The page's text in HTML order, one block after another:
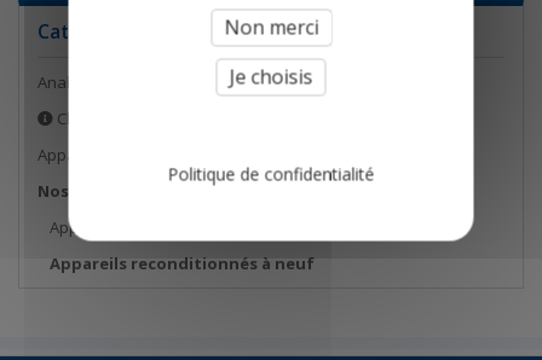
Catégories
Analyseurs de combustion
Choisir votre analyseur de combustion
Appareils de mesure
Nos bonnes affaires
Appareils de démonstration
Appareils reconditionnés à neuf
Non merci
Je choisis
Politique de confidentialité